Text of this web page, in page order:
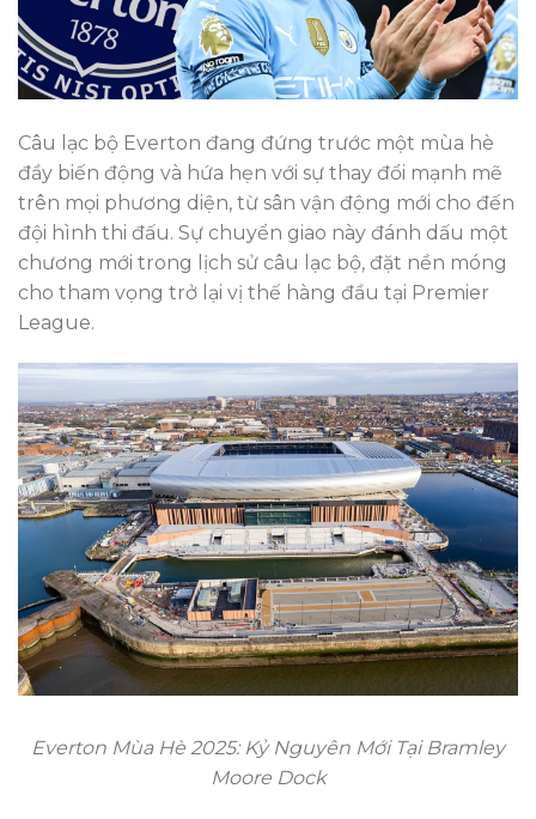
Câu lạc bộ Everton đang đứng trước một mùa hè
đầy biến động và hứa hẹn với sự thay đổi mạnh mẽ
trên mọi phương diện, từ sân vận động mới cho đến
đội hình thi đấu. Sự chuyển giao này đánh dấu một
chương mới trong lịch sử câu lạc bộ, đặt nền móng
cho tham vọng trở lại vị thế hàng đầu tại Premier
League.
Everton Mùa Hè 2025: Kỷ Nguyên Mới Tại Bramley
Moore Dock